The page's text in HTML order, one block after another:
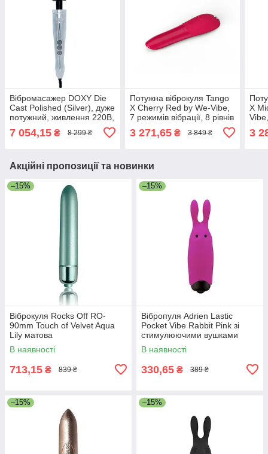
Вібромасажер DOXY Die
Cast Polished (Silver), дуже
потужний, живлення 220В,
7 054,15 ₴ 8 299 ₴
Потужна віброкуля Tango
X Cherry Red by We-Vibe,
7 режимів вібрації, 8 рівнів
інтенсивності, Червоний
3 271,65₴ 3 849 ₴
X
3
Акційні пропозиції та новинки
–15%
Віброкуля Rocks Off RO-
90mm Touch of Velvet Aqua
Lily матова
В наявності
713,15 ₴ 839 ₴
–15%
Вібропуля Adrien Lastic
Pocket Vibe Rabbit Pink зі
стимулюючими вушками
В наявності
330,65 ₴ 389 ₴
–15% –15%